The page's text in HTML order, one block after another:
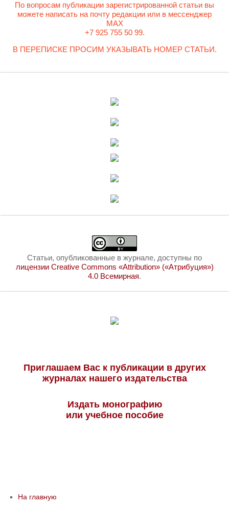
По вопросам публикации зарегистрированной статьи вы
можете написать на почту редакции или в мессенджер
MAX
+7 925 755 50 99.
В ПЕРЕПИСКЕ ПРОСИМ УКАЗЫВАТЬ НОМЕР СТАТЬИ.
Статьи, опубликованные в журнале, доступны по
лицензии Creative Commons «Attribution» («Атрибуция»)
4.0 Всемирная.
Приглашаем Вас к публикации в других
журналах нашего издательства
Издать монографию
или учебное пособие
На главную